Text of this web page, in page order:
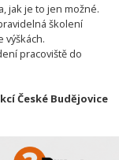
jak je to jen možné.
školení
výškách.
pracoviště do
České Budějovice